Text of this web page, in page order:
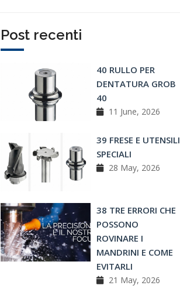
Post recenti
40 RULLO PER
DENTATURA GROB
40
11 June, 2026
39 FRESE E UTENSILI
SPECIALI
28 May, 2026
38 TRE ERRORI CHE
POSSONO
ROVINARE I
MANDRINI E COME
EVITARLI
21 May, 2026